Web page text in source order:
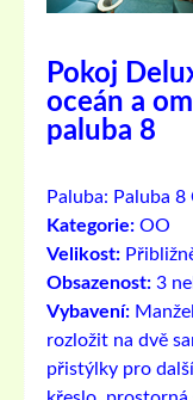
Pokoj
oceán a
paluba 8
Paluba: Paluba 8
Kategorie: OO
Velikost:
Obsazenost: 3
Vybavení:
rozložit na dvě
přistýlky pro